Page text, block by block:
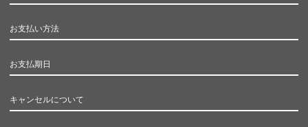
お支払い方法
お支払期日
キャンセルについて